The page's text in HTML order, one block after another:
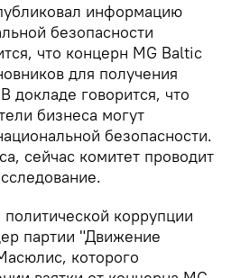
информацию
безопасности
что концерн MG Baltic
для получения
докладе говорится, что
бизнеса могут
безопасности.
сейчас комитет проводит
коррупции
партии "Движение
которого